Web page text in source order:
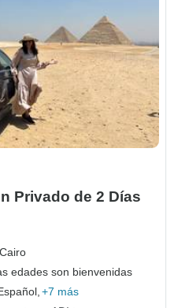
Privado de 2 Días
edades son bienvenidas
+7 más